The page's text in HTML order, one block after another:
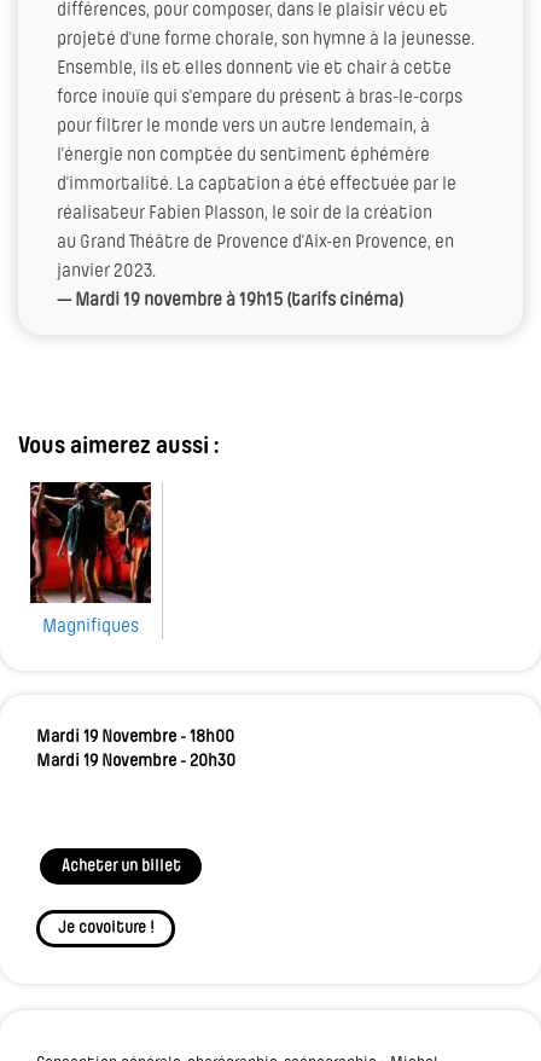
différences, pour composer, dans le plaisir vécu et
projeté d’une forme chorale, son hymne à la jeunesse.
Ensemble, ils et elles donnent vie et chair à cette
force inouïe qui s’empare du présent à bras-le-corps
pour filtrer le monde vers un autre lendemain, à
l’énergie non comptée du sentiment éphémère
d’immortalité. La captation a été effectuée par le
réalisateur Fabien Plasson, le soir de la création
au Grand Théâtre de Provence d’Aix-en Provence, en
janvier 2023.
— Mardi 19 novembre à 19h15 (tarifs cinéma)
Vous aimerez aussi :
Magnifiques
Mardi 19 Novembre - 18h00
Mardi 19 Novembre - 20h30
Acheter un billet
Je covoiture !